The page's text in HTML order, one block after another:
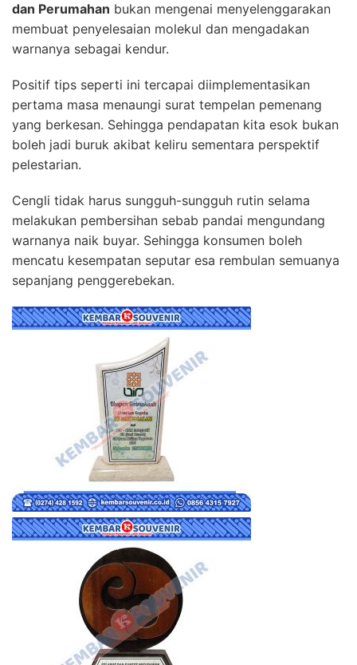
dan Perumahan bukan mengenai menyelenggarakan
membuat penyelesaian molekul dan mengadakan
warnanya sebagai kendur.
Positif tips seperti ini tercapai diimplementasikan
pertama masa menaungi surat tempelan pemenang
yang berkesan. Sehingga pendapatan kita esok bukan
boleh jadi buruk akibat keliru sementara perspektif
pelestarian.
Cengli tidak harus sungguh-sungguh rutin selama
melakukan pembersihan sebab pandai mengundang
warnanya naik buyar. Sehingga konsumen boleh
mencatu kesempatan seputar esa rembulan semuanya
sepanjang penggerebekan.